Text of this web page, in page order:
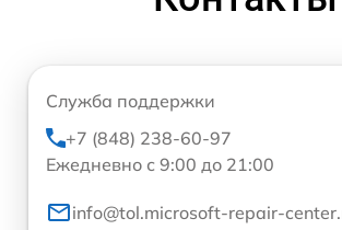
Служба поддержки
+7 (848) 238-60-97
Ежедневно с 9:00 до 21:00
info@tol.microsoft-repair-